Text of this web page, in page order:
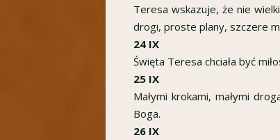
Teresa wskazuje, że nie
drogi, proste plany, szczere
24 IX
Święta Teresa chciała być
25 IX
Małymi krokami, małymi
Boga.
26 IX